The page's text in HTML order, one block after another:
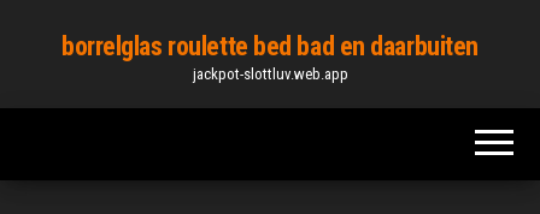
content
borrelglas roulette bed bad en daarbuiten
jackpot-slottluv.web.app